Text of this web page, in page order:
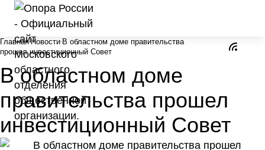
Главная Новости В областном доме правительства
прошел инвестиционный Совет
В областном доме
правительства прошел
инвестиционный Совет